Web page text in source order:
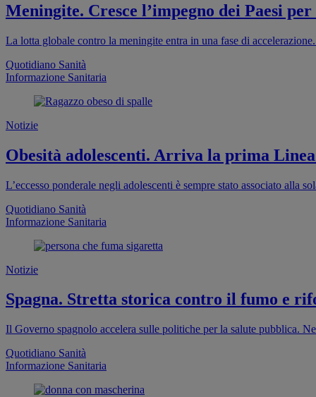
Meningite. Cresce l’impegno dei Paesi
La lotta globale contro la meningite entra in una fase di
Quotidiano Sanità
Informazione Sanitaria
Notizie
Obesità adolescenti. Arriva la prima
L’eccesso ponderale negli adolescenti è sempre stato associato
Quotidiano Sanità
Informazione Sanitaria
Notizie
Spagna. Stretta storica contro il fumo e
Il Governo spagnolo accelera sulle politiche per la salute pubblica.
Quotidiano Sanità
Informazione Sanitaria